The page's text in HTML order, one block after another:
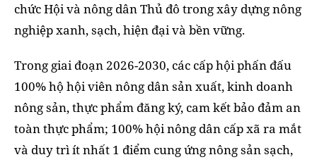
chức Hội và nông dân Thủ đô trong xây dựng nông
nghiệp xanh, sạch, hiện đại và bền vững.
Trong giai đoạn 2026-2030, các cấp hội phấn đấu
100% hộ hội viên nông dân sản xuất, kinh doanh
nông sản, thực phẩm đăng ký, cam kết bảo đảm an
toàn thực phẩm; 100% hội nông dân cấp xã ra mắt
và duy trì ít nhất 1 điểm cung ứng nông sản sạch,